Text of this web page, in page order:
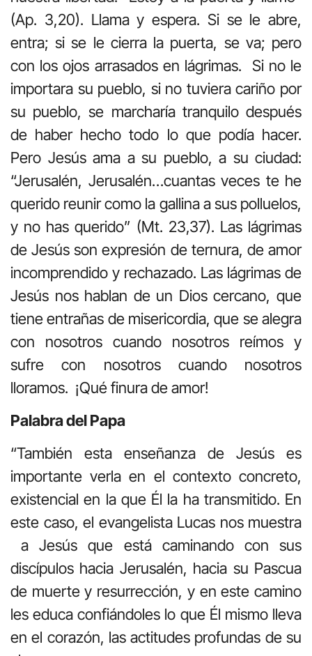
(Ap. 3,20). Llama y espera. Si se le abre,
entra; si se le cierra la puerta, se va; pero
con los ojos arrasados en lágrimas. Si no le
importara su pueblo, si no tuviera cariño por
su pueblo, se marcharía tranquilo después
de haber hecho todo lo que podía hacer.
Pero Jesús ama a su pueblo, a su ciudad:
“Jerusalén, Jerusalén…cuantas veces te he
querido reunir como la gallina a sus polluelos,
y no has querido” (Mt. 23,37). Las lágrimas
de Jesús son expresión de ternura, de amor
incomprendido y rechazado. Las lágrimas de
Jesús nos hablan de un Dios cercano, que
tiene entrañas de misericordia, que se alegra
con nosotros cuando nosotros reímos y
sufre con nosotros cuando nosotros
lloramos. ¡Qué finura de amor!
Palabra del Papa
“También esta enseñanza de Jesús es
importante verla en el contexto concreto,
existencial en la que Él la ha transmitido. En
este caso, el evangelista Lucas nos muestra
a Jesús que está caminando con sus
discípulos hacia Jerusalén, hacia su Pascua
de muerte y resurrección, y en este camino
les educa confiándoles lo que Él mismo lleva
en el corazón, las actitudes profundas de su